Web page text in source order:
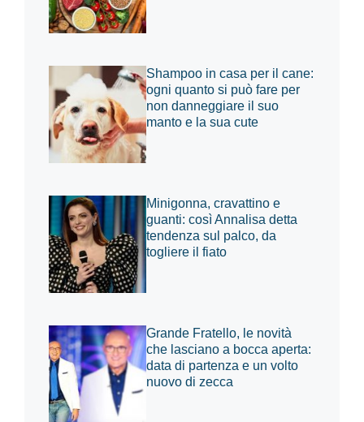
Shampoo in casa per il cane:
ogni quanto si può fare per
non danneggiare il suo
manto e la sua cute
Minigonna, cravattino e
guanti: così Annalisa detta
tendenza sul palco, da
togliere il fiato
Grande Fratello, le novità
che lasciano a bocca aperta:
data di partenza e un volto
nuovo di zecca